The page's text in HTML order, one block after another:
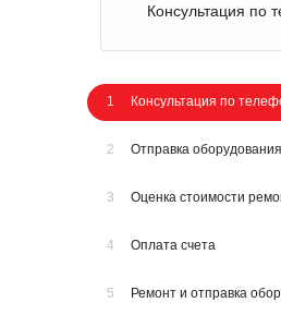
Консультация по
1 Консультация по
2 Отправка
3 Оценка стоимости
4 Оплата счета
5 Ремонт и отправка